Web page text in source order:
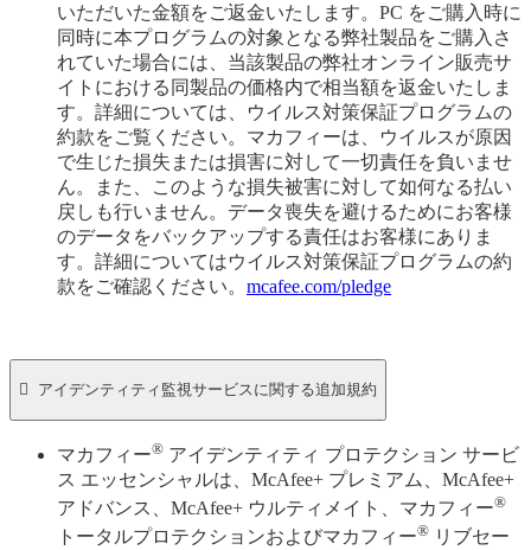
いただいた金額をご返金いたします。PC をご購入時に
同時に本プログラムの対象となる弊社製品をご購入さ
れていた場合には、当該製品の弊社オンライン販売サ
イトにおける同製品の価格内で相当額を返金いたしま
す。詳細については、ウイルス対策保証プログラムの
約款をご覧ください。マカフィーは、ウイルスが原因
で生じた損失または損害に対して一切責任を負いませ
ん。また、このような損失被害に対して如何なる払い
戻しも行いません。データ喪失を避けるためにお客様
のデータをバックアップする責任はお客様にありま
す。詳細についてはウイルス対策保証プログラムの約
款をご確認ください。 mcafee.com/pledge
 アイデンティティ監視サービスに関する追加規約
マカフィー® アイデンティティ プロテクション サービ
ス エッセンシャルは、McAfee+ プレミアム、McAfee+
アドバンス、McAfee+ ウルティメイト、マカフィー®
トータルプロテクションおよびマカフィー® リブセー